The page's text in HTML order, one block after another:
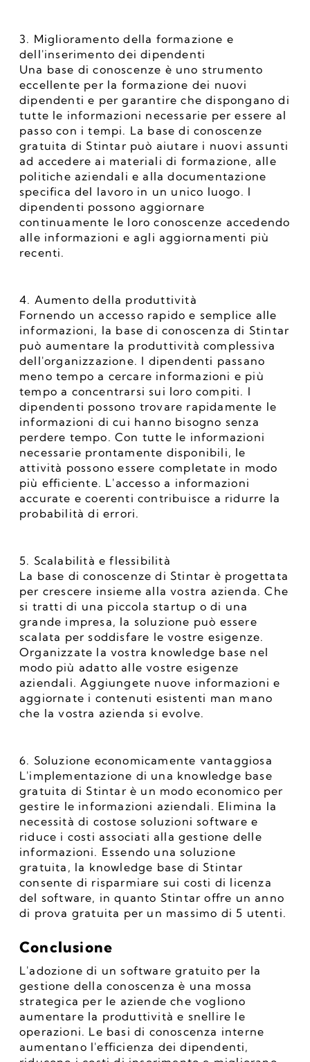
3. Miglioramento della formazione e
dell'inserimento dei dipendenti
Una base di conoscenze è uno strumento
eccellente per la formazione dei nuovi
dipendenti e per garantire che dispongano di
tutte le informazioni necessarie per essere al
passo con i tempi. La base di conoscenze
gratuita di Stintar può aiutare i nuovi assunti
ad accedere ai materiali di formazione, alle
politiche aziendali e alla documentazione
specifica del lavoro in un unico luogo. I
dipendenti possono aggiornare
continuamente le loro conoscenze accedendo
alle informazioni e agli aggiornamenti più
recenti.
4. Aumento della produttività
Fornendo un accesso rapido e semplice alle
informazioni, la base di conoscenza di Stintar
può aumentare la produttività complessiva
dell'organizzazione. I dipendenti passano
meno tempo a cercare informazioni e più
tempo a concentrarsi sui loro compiti. I
dipendenti possono trovare rapidamente le
informazioni di cui hanno bisogno senza
perdere tempo. Con tutte le informazioni
necessarie prontamente disponibili, le
attività possono essere completate in modo
più efficiente. L'accesso a informazioni
accurate e coerenti contribuisce a ridurre la
probabilità di errori.
5. Scalabilità e flessibilità
La base di conoscenze di Stintar è progettata
per crescere insieme alla vostra azienda. Che
si tratti di una piccola startup o di una
grande impresa, la soluzione può essere
scalata per soddisfare le vostre esigenze.
Organizzate la vostra knowledge base nel
modo più adatto alle vostre esigenze
aziendali. Aggiungete nuove informazioni e
aggiornate i contenuti esistenti man mano
che la vostra azienda si evolve.
6. Soluzione economicamente vantaggiosa
L'implementazione di una knowledge base
gratuita di Stintar è un modo economico per
gestire le informazioni aziendali. Elimina la
necessità di costose soluzioni software e
riduce i costi associati alla gestione delle
informazioni. Essendo una soluzione
gratuita, la knowledge base di Stintar
consente di risparmiare sui costi di licenza
del software, in quanto Stintar offre un anno
di prova gratuita per un massimo di 5 utenti.
Conclusione
L'adozione di un software gratuito per la
gestione della conoscenza è una mossa
strategica per le aziende che vogliono
aumentare la produttività e snellire le
operazioni. Le basi di conoscenza interne
aumentano l'efficienza dei dipendenti,